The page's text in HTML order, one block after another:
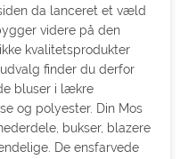
da lanceret et væld
videre på den
kvalitetsprodukter
finder du derfor
bluser i lækre
og polyester. Din Mos
bukser, blazere
De ensfarvede